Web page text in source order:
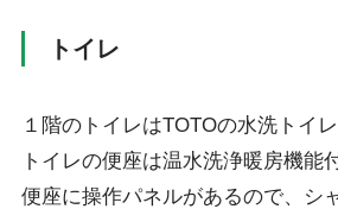
トイレ
１階のトイレはTOTOの水洗トイ
トイレの便座は温水洗浄暖房機能
便座に操作パネルがあるので、シ